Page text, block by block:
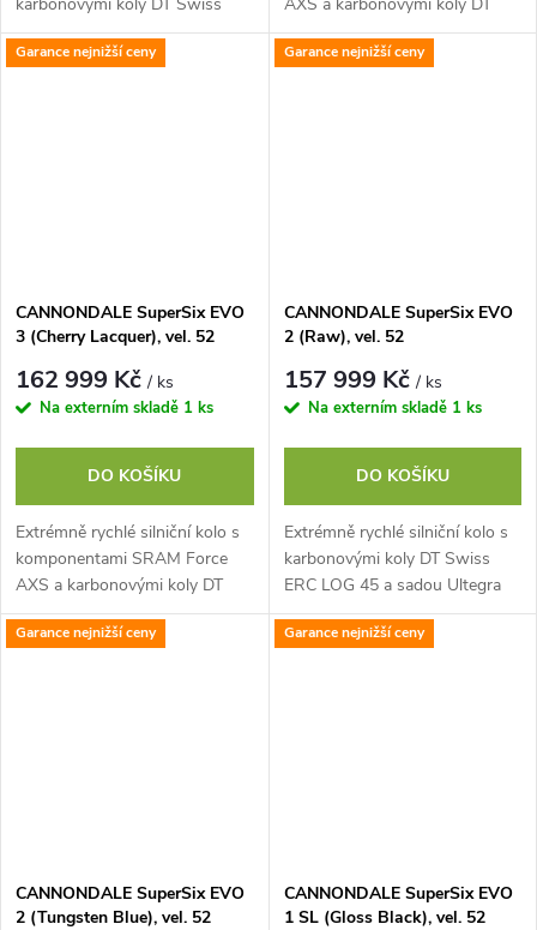
ERC LOG 45
Swiss ERC LOG 45
Garance nejnižší ceny
CANNONDALE SuperSix EVO
3 (Cherry Lacquer), vel. 52
162 999 Kč/ ks
Na externím skladě 1 ks
DO KOŠÍKU
Extrémně rychlé silniční kolo s
komponentami SRAM Force
AXS a karbonovými koly DT
Swiss ERC LOG 45
Garance nejnižší ceny
CANNONDALE SuperSix EVO
2 (Raw), vel. 52
157 999 Kč/ ks
Na externím skladě 1 ks
DO KOŠÍKU
Extrémně rychlé silniční kolo s
karbonovými koly DT Swiss
ERC LOG 45 a sadou Ultegra
Di2
Garance nejnižší ceny
CANNONDALE SuperSix EVO
2 (Tungsten Blue), vel. 52
Garance nejnižší ceny
CANNONDALE SuperSix EVO
1 SL (Gloss Black), vel. 52